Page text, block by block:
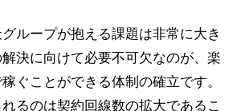
ループが抱える課題は非常に大き
決に向けて必要不可欠なのが、楽
ぐことができる体制の確立です。
るのは契約回線数の拡大であるこ